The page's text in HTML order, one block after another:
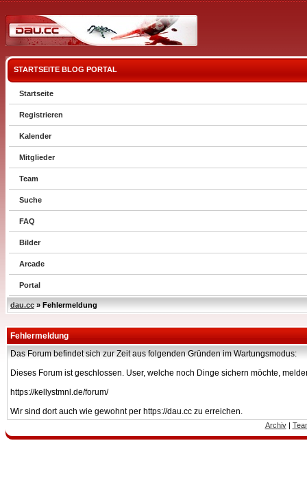
STARTSEITE BLOG PORTAL
Startseite
Registrieren
Kalender
Mitglieder
Team
Suche
FAQ
Bilder
Arcade
Portal
dau.cc » Fehlermeldung
Fehlermeldung
Das Forum befindet sich zur Zeit aus folgenden Gründen im Wartungsmodus:
Dieses Forum ist geschlossen. User, welche noch Dinge sichern möchte,
https://kellystmnl.de/forum/
Wir sind dort auch wie gewohnt per https://dau.cc zu erreichen.
Archiv|